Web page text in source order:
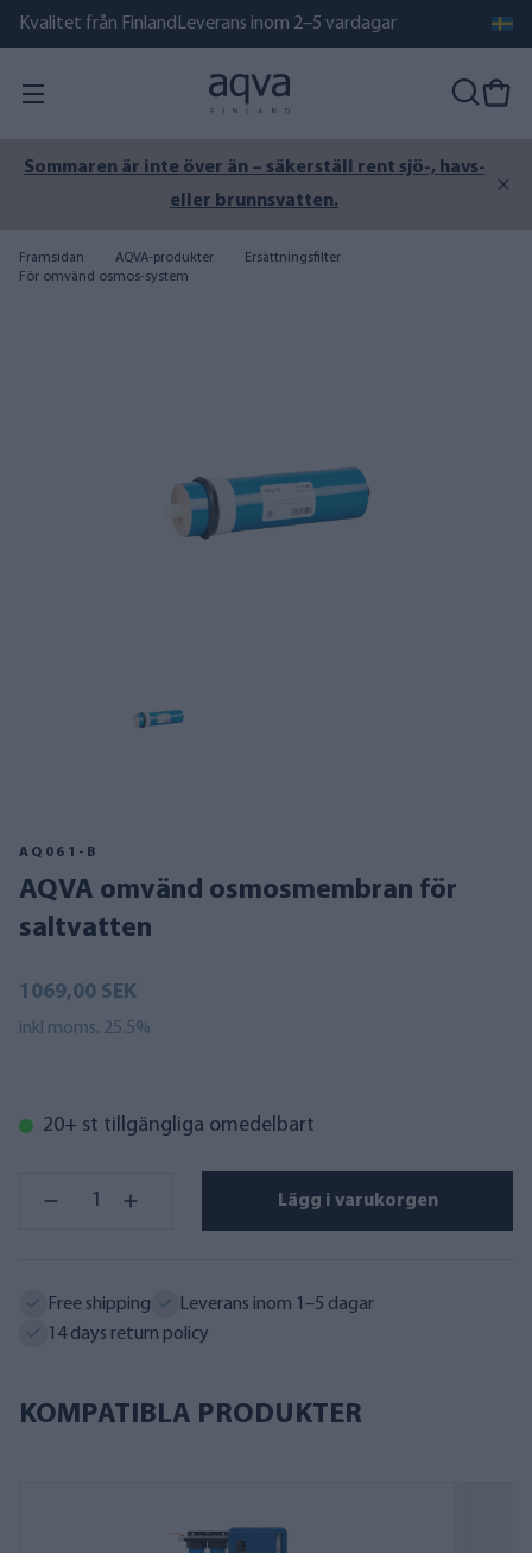
Kvalitet från Finland Leverans inom 2–5 vardagar
Sommaren är inte över än – säkerställ rent sjö-, havs-
eller brunnsvatten.
Framsidan AQVA-produkter
Ersättningsfilter
För omvänd osmos-system
AQ061-B
AQVA omvänd osmosmembran för
saltvatten
1069,00 SEK
inkl moms. 25.5%
20+ st tillgängliga omedelbart
Lägg i varukorgen
Free shipping
Leverans inom 1–5 dagar
14 days return policy
KOMPATIBLA PRODUKTER